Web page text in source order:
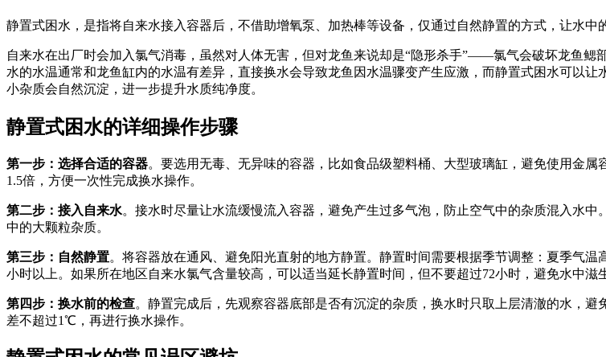
静置式困水，是指将自来水接入容器后，不借助增氧泵、加热棒等设备，仅通过自然静置的方式，让水中
自来水在出厂时会加入氯气消毒，虽然对人体无害，但对龙鱼来说却是“隐形杀手”——氯气会破坏龙鱼
水的水温通常和龙鱼缸内的水温有差异，直接换水会导致龙鱼因水温骤变产生应激，而静置式困水可以
小杂质会自然沉淀，进一步提升水质纯净度。
静置式困水的详细操作步骤
第一步：选择合适的容器。要选用无毒、无异味的容器，比如食品级塑料桶、大型玻璃缸，避免使用金
1.5倍，方便一次性完成换水操作。
第二步：接入自来水。接水时尽量让水流缓慢流入容器，避免产生过多气泡，防止空气中的杂质混入水
中的大颗粒杂质。
第三步：自然静置。将容器放在通风、避免阳光直射的地方静置。静置时间需要根据季节调整：夏季气
小时以上。如果所在地区自来水氯气含量较高，可以适当延长静置时间，但不要超过72小时，避免水中滋
第四步：换水前的检查。静置完成后，先观察容器底部是否有沉淀的杂质，换水时只取上层清澈的水，
差不超过1℃，再进行换水操作。